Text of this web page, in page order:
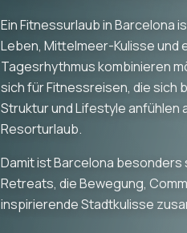
Ein Fitnessurlaub in Barcelona
Leben, Mittelmeer-Kulisse und
Tagesrhythmus kombinieren
sich für Fitnessreisen, die sich
Struktur und Lifestyle anfühlen
Resorturlaub.
Damit ist Barcelona besonders
Retreats, die Bewegung,
inspirierende Stadtkulisse